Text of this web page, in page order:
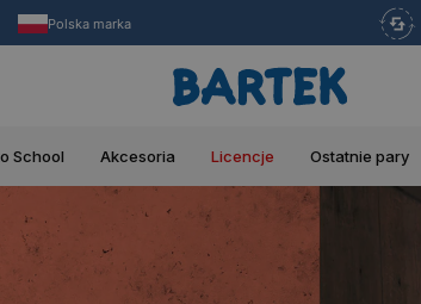
Polska marka
School Akcesoria Licencje Ostatnie pary